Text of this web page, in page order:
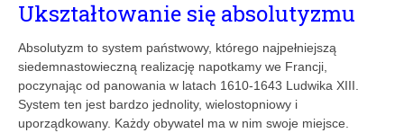
Ukształtowanie się absolutyzmu
Absolutyzm to system państwowy, którego najpełniejszą
siedemnastowieczną realizację napotkamy we Francji,
poczynając od panowania w latach 1610-1643 Ludwika XIII.
System ten jest bardzo jednolity, wielostopniowy i
uporządkowany. Każdy obywatel ma w nim swoje miejsce.